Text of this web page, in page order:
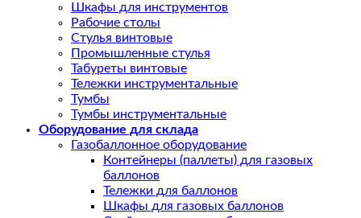
Шкафы для инструментов
Рабочие столы
Стулья винтовые
Промышленные стулья
Табуреты винтовые
Тележки инструментальные
Тумбы
Тумбы инструментальные
Оборудование для склада
Газобаллонное оборудование
Контейнеры (паллеты) для газовых
баллонов
Тележки для баллонов
Шкафы для газовых баллонов